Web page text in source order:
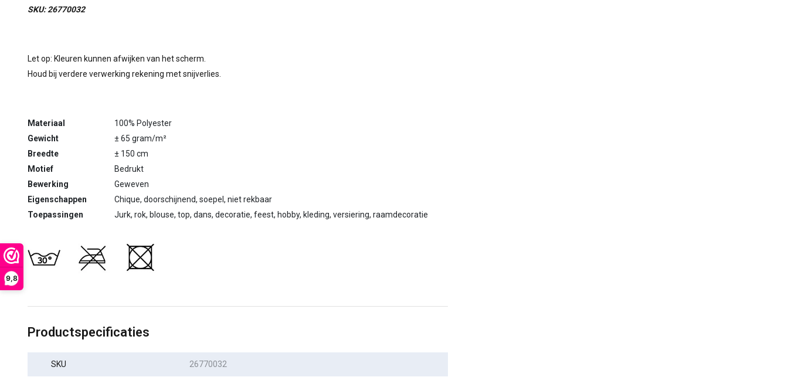
9,8
SKU: 26770032
Let op: Kleuren kunnen afwijken van het scherm.
Houd bij verdere verwerking rekening met snijverlies.
Materiaal
100% Polyester
Gewicht
± 65 gram/m²
Breedte
± 150 cm
Motief
Bedrukt
Bewerking
Geweven
Eigenschappen
Chique, doorschijnend, soepel, niet rekbaar
Toepassingen
Jurk, rok, blouse, top, dans, decoratie, feest, hobby, kleding, versiering, raamdecoratie
Productspecificaties
SKU 26770032